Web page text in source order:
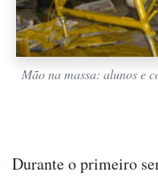
Mão na massa: alunos e
Durante o primeiro